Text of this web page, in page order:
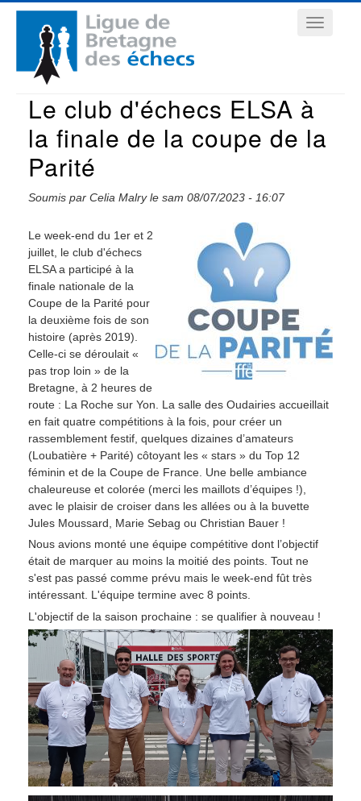
Aller
contenu
principal
Navigation
principale
Le club d'échecs ELSA à
la finale de la coupe de la
Parité
Soumis par Celia Malryle sam 08/07/2023 - 16:07
Le week-end du 1er et 2
juillet, le club d'échecs
ELSA a participé à la
finale nationale de la
Coupe de la Parité pour
la deuxième fois de son
histoire (après 2019).
Celle-ci se déroulait «
pas trop loin » de la
Bretagne, à 2 heures de
route : La Roche sur Yon. La salle des Oudairies accueillait
en fait quatre compétitions à la fois, pour créer un
rassemblement festif, quelques dizaines d’amateurs
(Loubatière + Parité) côtoyant les « stars » du Top 12
féminin et de la Coupe de France. Une belle ambiance
chaleureuse et colorée (merci les maillots d’équipes !),
avec le plaisir de croiser dans les allées ou à la buvette
Jules Moussard, Marie Sebag ou Christian Bauer !
Nous avions monté une équipe compétitive dont l’objectif
était de marquer au moins la moitié des points. Tout ne
s'est pas passé comme prévu mais le week-end fût très
intéressant. L'équipe termine avec 8 points.
L'objectif de la saison prochaine : se qualifier à nouveau !